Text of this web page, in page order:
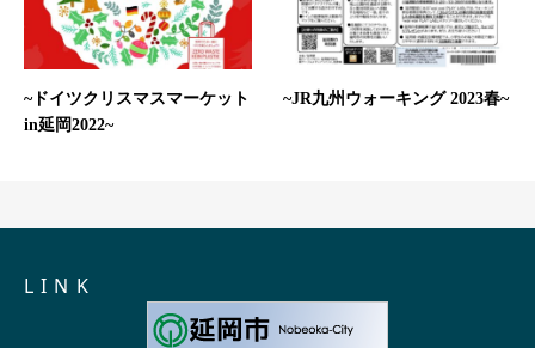
~ドイツクリスマスマーケット
in延岡2022~
~JR九州ウォーキング 2023春~
L I N K